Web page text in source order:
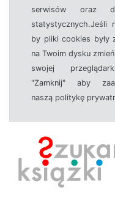
serwisów oraz
statystycznych.Jeśli
by pliki cookies były
na Twoim dysku
swojej
"Zamknij" aby
naszą politykę